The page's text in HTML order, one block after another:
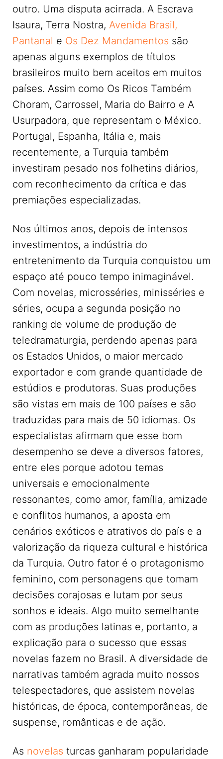
outro. Uma disputa acirrada. A Escrava
Isaura, Terra Nostra, Avenida Brasil,
Pantanal e Os Dez Mandamentos são
apenas alguns exemplos de títulos
brasileiros muito bem aceitos em muitos
países. Assim como Os Ricos Também
Choram, Carrossel, Maria do Bairro e A
Usurpadora, que representam o México.
Portugal, Espanha, Itália e, mais
recentemente, a Turquia também
investiram pesado nos folhetins diários,
com reconhecimento da crítica e das
premiações especializadas.
Nos últimos anos, depois de intensos
investimentos, a indústria do
entretenimento da Turquia conquistou um
espaço até pouco tempo inimaginável.
Com novelas, microsséries, minisséries e
séries, ocupa a segunda posição no
ranking de volume de produção de
teledramaturgia, perdendo apenas para
os Estados Unidos, o maior mercado
exportador e com grande quantidade de
estúdios e produtoras. Suas produções
são vistas em mais de 100 países e são
traduzidas para mais de 50 idiomas. Os
especialistas afirmam que esse bom
desempenho se deve a diversos fatores,
entre eles porque adotou temas
universais e emocionalmente
ressonantes, como amor, família, amizade
e conflitos humanos, a aposta em
cenários exóticos e atrativos do país e a
valorização da riqueza cultural e histórica
da Turquia. Outro fator é o protagonismo
feminino, com personagens que tomam
decisões corajosas e lutam por seus
sonhos e ideais. Algo muito semelhante
com as produções latinas e, portanto, a
explicação para o sucesso que essas
novelas fazem no Brasil. A diversidade de
narrativas também agrada muito nossos
telespectadores, que assistem novelas
históricas, de época, contemporâneas, de
suspense, românticas e de ação.
As novelas turcas ganharam popularidade